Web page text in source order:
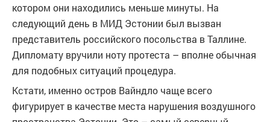
котором они находились меньше минуты. На
следующий день в МИД Эстонии был вызван
представитель российского посольства в Таллине.
Дипломату вручили ноту протеста – вполне обычная
для подобных ситуаций процедура.
Кстати, именно остров Вайндло чаще всего
фигурирует в качестве места нарушения воздушного